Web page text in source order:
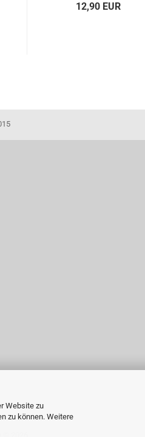
Website zu
zu können. Weitere
12,90 EUR